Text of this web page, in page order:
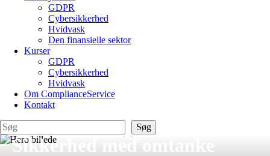
GDPR
Cybersikkerhed
Hvidvask
Den finansielle sektor
Kurser
GDPR
Cybersikkerhed
Hvidvask
Om ComplianceService
Kontakt
Søg
Søg
Sikkerhed med omtanke